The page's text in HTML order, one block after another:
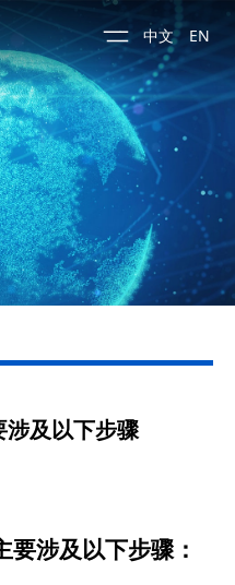
中文 EN
及以下步骤
涉及以下步骤：